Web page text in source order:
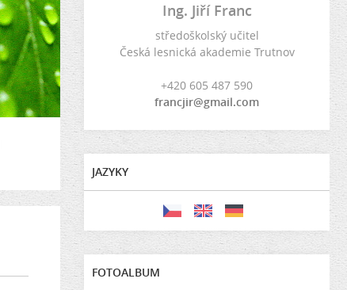
Ing. Jiří Franc
středoškolský učitel
Česká lesnická akademie Trutnov
+420 605 487 590
francjir@gmail.com
JAZYKY
FOTOALBUM